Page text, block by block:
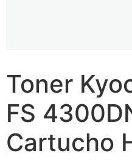
Toner
FS
Cartucho